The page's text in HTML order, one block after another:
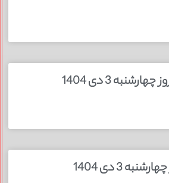
3 دی 1404
3 دی 1404